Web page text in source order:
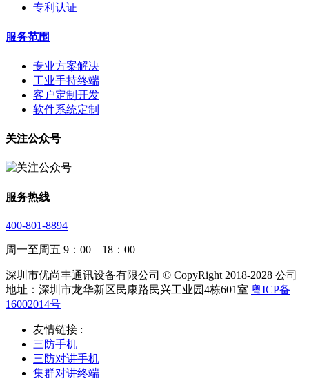
专利认证
服务范围
专业方案解决
工业手持终端
客户定制开发
软件系统定制
关注公众号
服务热线
400-801-8894
周一至周五 9：00—18：00
深圳市优尚丰通讯设备有限公司 © CopyRight 2018-2028 公司
地址：深圳市龙华新区民康路民兴工业园4栋601室 粤ICP备
16002014号
友情链接 :
三防手机
三防对讲手机
集群对讲终端